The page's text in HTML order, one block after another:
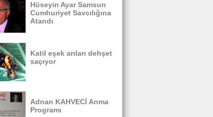
Hüseyin Ayar Samsun
Cumhuriyet Savcılığına
Atandı
Katil eşek arıları dehşet
saçıyor
Adnan KAHVECİ Anma
Programı